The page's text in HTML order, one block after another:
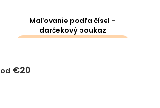
Maľovanie podľa čísel -
darčekový poukaz
od €20